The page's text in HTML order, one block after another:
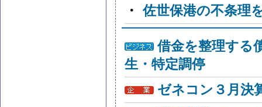
・ 佐世保港の不条理
借金を整理する
生・特定調停
ゼネコン３月決